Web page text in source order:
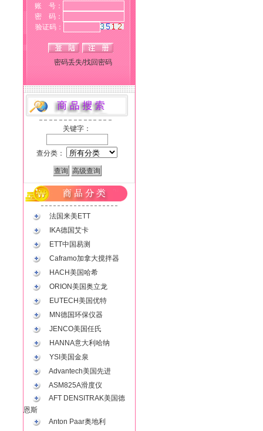
账 号：
密 码：
验证码：
密码丢失/找回密码
关键字：
查分类：
法国来美ETT
IKA德国艾卡
ETT中国易测
Caframo加拿大搅拌器
HACH美国哈希
ORION美国奥立龙
EUTECH美国优特
MN德国环保仪器
JENCO美国任氏
HANNA意大利哈纳
YSI美国金泉
Advantech美国先进
ASM825A滑度仪
AFT DENSITRAK美国德
恩斯
Anton Paar奥地利